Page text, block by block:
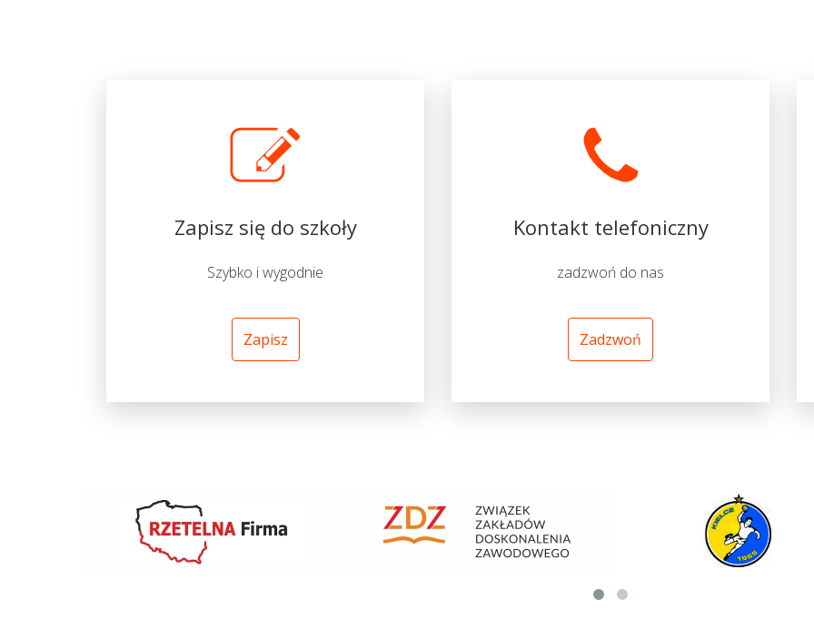
Zapisz się do szkoły
Szybko i wygodnie
Zapisz
Kontakt telefoniczny
zadzwoń do nas
Zadzwoń